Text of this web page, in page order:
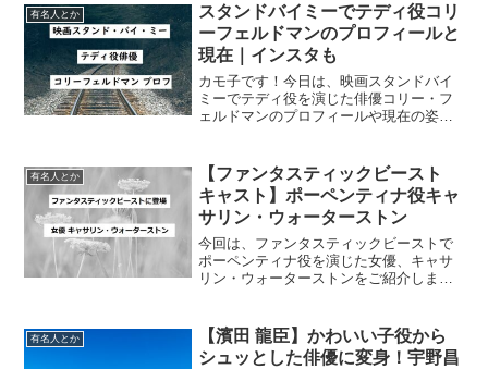
んのプロフィールをご紹介します。イン
ディジョーンズ魔宮の伝説...
有名人とか
スタンドバイミーでテディ役コリ
ーフェルドマンのプロフィールと
現在｜インスタも
カモ子です！今日は、映画スタンドバイ
ミーでテディ役を演じた俳優コリー・フ
ェルドマンのプロフィールや現在の姿な
の投稿をInstagramで見る Corey
Feldma...
有名人とか
【ファンタスティックビースト
キャスト】ポーペンティナ役キャ
サリン・ウォーターストン
今回は、ファンタスティックビーストで
ポーペンティナ役を演じた女優、キャサ
リン・ウォーターストンをご紹介しま
ックビーストでポーペンティナ役女優 本
名Katheri...
有名人とか
【濱田 龍臣】かわいい子役から
シュッとした俳優に変身！宇野昌